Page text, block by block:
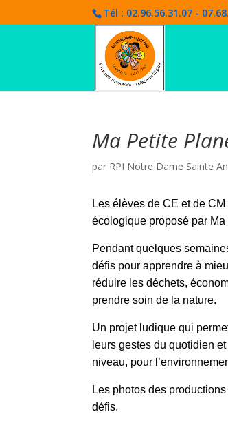
Tél : 02.96.56.31.07 -
Ma Petite
par RPI Notre Dame Sainte
Les élèves de CE et de
écologique proposé par
Pendant quelques
défis pour apprendre à
réduire les déchets,
prendre soin de la nature.
Un projet ludique qui
leurs gestes du quotidien
niveau, pour
Les photos des
défis.